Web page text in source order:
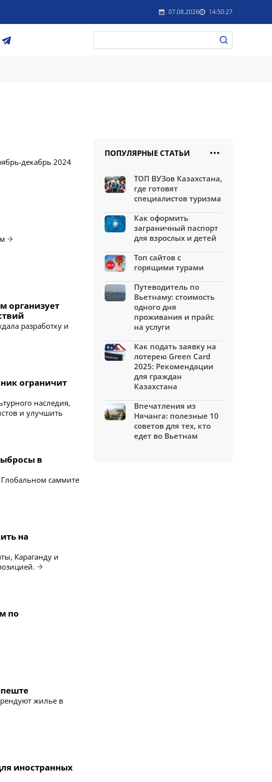
07.08.2026 14:50:27
декабрь 2024
организует
разработку и
ограничит
наследия,
и улучшить
в
саммите
на
Караганду и
по
жилье в
иностранных
ПОПУЛЯРНЫЕ СТАТЬИ
ТОП ВУЗов Казахстана,
где готовят
специалистов туризма
Как оформить
заграничный паспорт
для взрослых и детей
Топ сайтов с
горящими турами
Путеводитель по
Вьетнаму: стоимость
одного дня
проживания и прайс
на услуги
Как подать заявку на
лотерею Green Card
2025: Рекомендации
для граждан
Казахстана
Впечатления из
Нячанга: полезные 10
советов для тех, кто
едет во Вьетнам